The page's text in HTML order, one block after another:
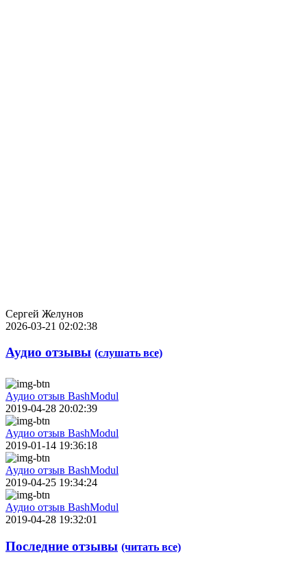
Сергей Желунов
2026-03-21 02:02:38
Аудио отзывы (слушать все)
Аудио отзыв BashModul
2019-04-28 20:02:39
Аудио отзыв BashModul
2019-01-14 19:36:18
Аудио отзыв BashModul
2019-04-25 19:34:24
Аудио отзыв BashModul
2019-04-28 19:32:01
Последние отзывы (читать все)